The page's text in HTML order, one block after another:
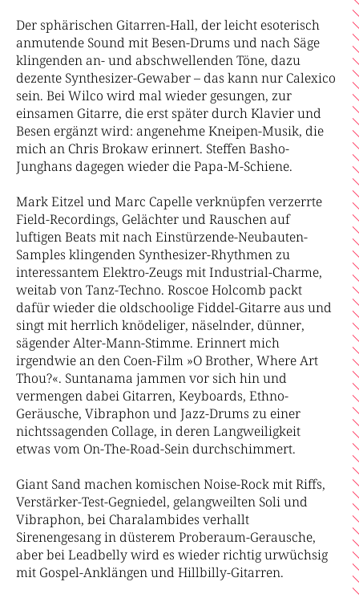
Der sphärischen Gitarren-Hall, der leicht esoterisch
anmutende Sound mit Besen-Drums und nach Säge
klingenden an- und abschwellenden Töne, dazu
dezente Synthesizer-Gewaber – das kann nur Calexico
sein. Bei Wilco wird mal wieder gesungen, zur
einsamen Gitarre, die erst später durch Klavier und
Besen ergänzt wird: angenehme Kneipen-Musik, die
mich an Chris Brokaw erinnert. Steffen Basho-
Junghans dagegen wieder die Papa-M-Schiene.
Mark Eitzel und Marc Capelle verknüpfen verzerrte
Field-Recordings, Gelächter und Rauschen auf
luftigen Beats mit nach Einstürzende-Neubauten-
Samples klingenden Synthesizer-Rhythmen zu
interessantem Elektro-Zeugs mit Industrial-Charme,
weitab von Tanz-Techno. Roscoe Holcomb packt
dafür wieder die oldschoolige Fiddel-Gitarre aus und
singt mit herrlich knödeliger, näselnder, dünner,
sägender Alter-Mann-Stimme. Erinnert mich
irgendwie an den Coen-Film »O Brother, Where Art
Thou?«. Suntanama jammen vor sich hin und
vermengen dabei Gitarren, Keyboards, Ethno-
Geräusche, Vibraphon und Jazz-Drums zu einer
nichtssagenden Collage, in deren Langweiligkeit
etwas vom On-The-Road-Sein durchschimmert.
Giant Sand machen komischen Noise-Rock mit Riffs,
Verstärker-Test-Gegniedel, gelangweilten Soli und
Vibraphon, bei Charalambides verhallt
Sirenengesang in düsterem Proberaum-Gerausche,
aber bei Leadbelly wird es wieder richtig urwüchsig
mit Gospel-Anklängen und Hillbilly-Gitarren.